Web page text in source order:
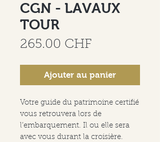
CGN - LAVAUX
TOUR
265.00 CHFPrix
Ajouter au panier
Votre guide du patrimoine certifié
vous retrouvera lors de
l’embarquement. Il ou elle sera
avec vous durant la croisière.